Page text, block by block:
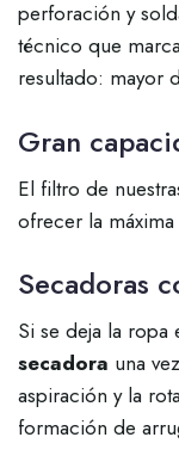
perforación y
técnico que
resultado: mayor
Gran
El filtro de
ofrecer la
Secadoras
Si se deja la
secadora una
aspiración y la
formación de